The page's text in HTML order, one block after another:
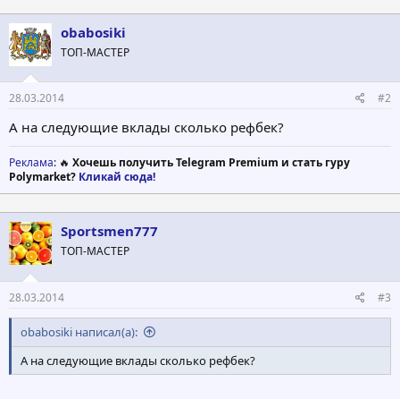
obabosiki
ТОП-МАСТЕР
28.03.2014 #2
А на следующие вклады сколько рефбек?
Реклама: 🔥 Хочешь получить Telegram Premium и стать гуру
Polymarket? Кликай сюда!
Sportsmen777
ТОП-МАСТЕР
28.03.2014 #3
obabosiki написал(а):
А на следующие вклады сколько рефбек?